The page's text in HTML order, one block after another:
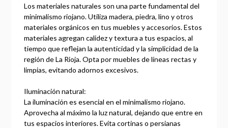
Los materiales naturales son una parte fundamental del
minimalismo riojano. Utiliza madera, piedra, lino y otros
materiales orgánicos en tus muebles y accesorios. Estos
materiales agregan calidez y textura a tus espacios, al
tiempo que reflejan la autenticidad y la simplicidad de la
región de La Rioja. Opta por muebles de líneas rectas y
limpias, evitando adornos excesivos.
Iluminación natural:
La iluminación es esencial en el minimalismo riojano.
Aprovecha al máximo la luz natural, dejando que entre en
tus espacios interiores. Evita cortinas o persianas